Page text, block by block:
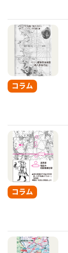
コラム
コラム